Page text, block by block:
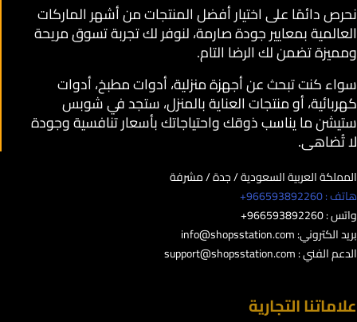
نحرص دائمًا على اختيار أفضل المنتجات من أشهر الماركات
العالمية بمعايير جودة صارمة، لنوفر لك تجربة تسوق مريحة
ومميزة تضمن لك الرضا التام.
سواء كنت تبحث عن أجهزة منزلية، أدوات مطبخ، أدوات
كهربائية، أو منتجات العناية بالمنزل، ستجد في شوبس
ستيشن ما يناسب ذوقك واحتياجاتك بأسعار تنافسية وجودة
لا تُضاهى.
المملكة العربية السعودية / جدة / مشرفة
هاتف : 966593892260+
واتس : 966593892260+
بريد الكتروني:info@shopsstation.com
الدعم الفني :support@shopsstation.com
علاماتنا التجارية